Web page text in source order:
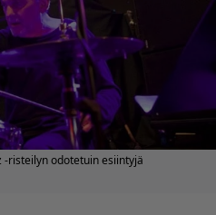
-risteilyn odotetuin esiintyjä